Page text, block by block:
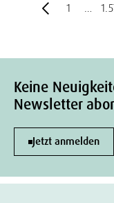
1 …
Keine
Newsletter
Jetzt anmelden